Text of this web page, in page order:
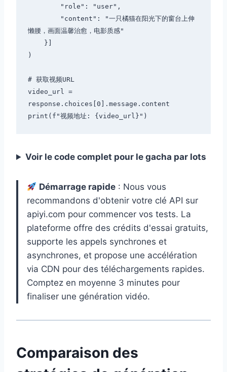
懒腰，画面温馨治愈，电影质感"
)
# 获取视频URL
video_url =
response.choices[0].message.content
Voir le code complet pour le gacha par lots
Démarrage rapide : Nous vous
recommandons d'obtenir votre clé API sur
apiyi.com pour commencer vos tests. La
plateforme offre des crédits d'essai gratuits,
supporte les appels synchrones et
asynchrones, et propose une accélération
via CDN pour des téléchargements rapides.
Comptez en moyenne 3 minutes pour
finaliser une génération vidéo.
Comparaison des